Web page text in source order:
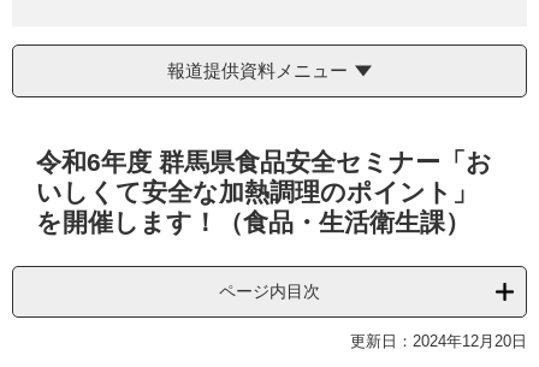
報道提供資料メニュー
令和6年度 群馬県食品安全セミナー「お
いしくて安全な加熱調理のポイント」
を開催します！（食品・生活衛生課）
ページ内目次
更新日：2024年12月20日